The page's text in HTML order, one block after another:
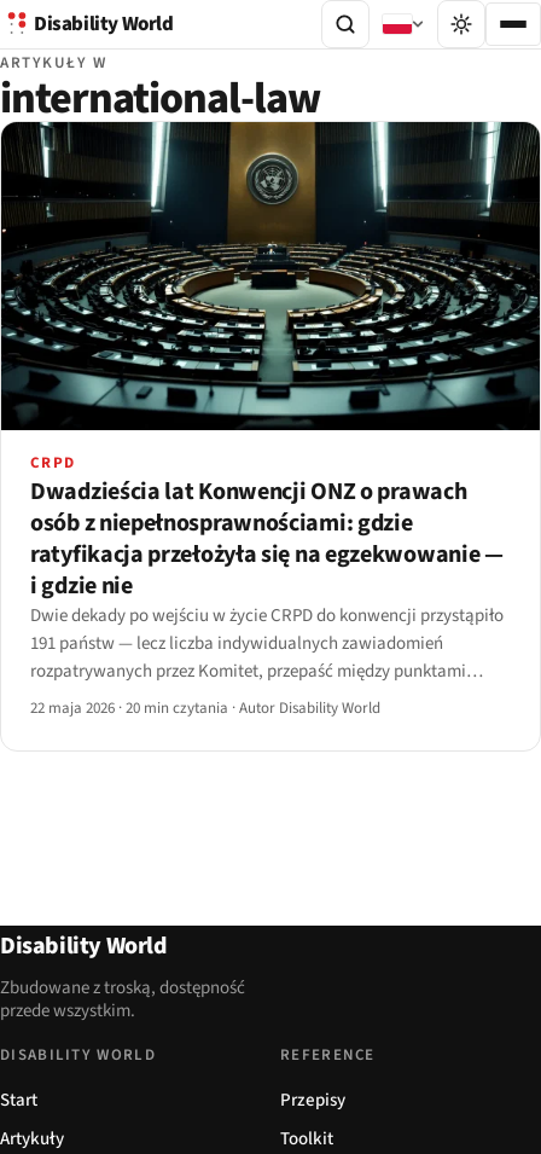
Disability World
ARTYKUŁY W
international-law
CRPD
Dwadzieścia lat Konwencji ONZ o prawach
osób z niepełnosprawnościami: gdzie
ratyfikacja przełożyła się na egzekwowanie —
i gdzie nie
Dwie dekady po wejściu w życie CRPD do konwencji przystąpiło
191 państw — lecz liczba indywidualnych zawiadomień
rozpatrywanych przez Komitet, przepaść między punktami
kontaktowymi art. 33 a liniami budżetowymi oraz nierówne
obraz 2026 roku.
22 maja 2026 ·20 min czytania ·Autor Disability World
Disability World
Zbudowane z troską, dostępność
przede wszystkim.
DISABILITY WORLD
Start
Artykuły
REFERENCE
Przepisy
Toolkit